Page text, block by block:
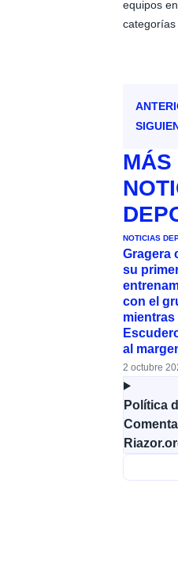
equipos en
categorías
MÁS
NOTICIAS
Gragera
su
con el
mientras
al
2 octubre
Política